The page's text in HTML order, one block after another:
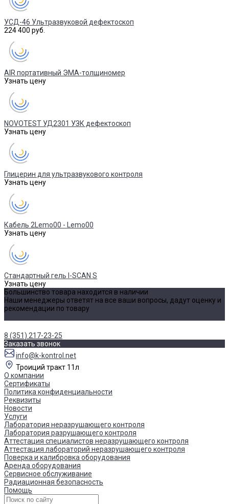
УСД-46 Ультразвуковой дефектоскоп
224 400 руб.
AIR портативный ЭМА-толщиномер
Узнать цену
NOVOTEST УД2301 УЗК дефектоскоп
Узнать цену
Глицерин для ультразвукового контроля
Узнать цену
Кабель 2Lemo00 - Lemo00
Узнать цену
Стандартный гель I-SCAN S
Узнать цену
Большинство товара находится в наличии
Наши менеджеры ответят на все ваши вопросы, дадут оценку и
рекомендации по товару
8 (351) 217-23-25
Заказать звонок
info@k-kontrol.net
Троиций тракт 11л
О компании
Сертификаты
Политика конфиденциальности
Реквизиты
Новости
Услуги
Лаборатория неразрушающего контроля
Лаборатория разрушающего контроля
Аттестация специалистов неразрушающего контроля
Аттестация лабораторий неразрушающего контроля
Поверка и калибровка оборудования
Аренда оборудования
Сервисное обслуживание
Радиационная безопасность
Помощь